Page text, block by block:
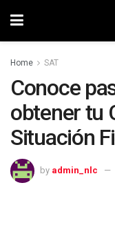
Home SAT
Conoce
obtener tu
Situación
by admin_nlc